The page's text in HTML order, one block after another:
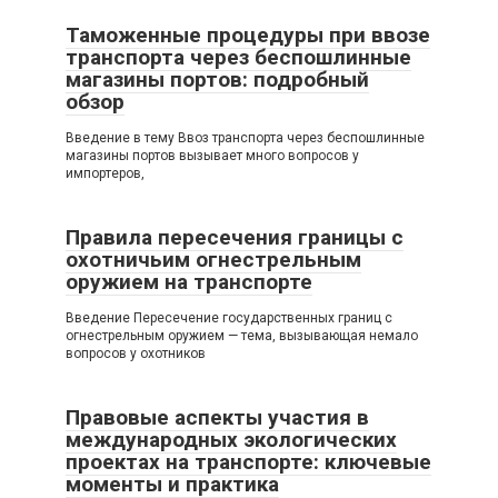
Таможенные процедуры при ввозе
транспорта через беспошлинные
магазины портов: подробный
обзор
Введение в тему Ввоз транспорта через беспошлинные
магазины портов вызывает много вопросов у
импортеров,
Правила пересечения границы с
охотничьим огнестрельным
оружием на транспорте
Введение Пересечение государственных границ с
огнестрельным оружием — тема, вызывающая немало
вопросов у охотников
Правовые аспекты участия в
международных экологических
проектах на транспорте: ключевые
моменты и практика